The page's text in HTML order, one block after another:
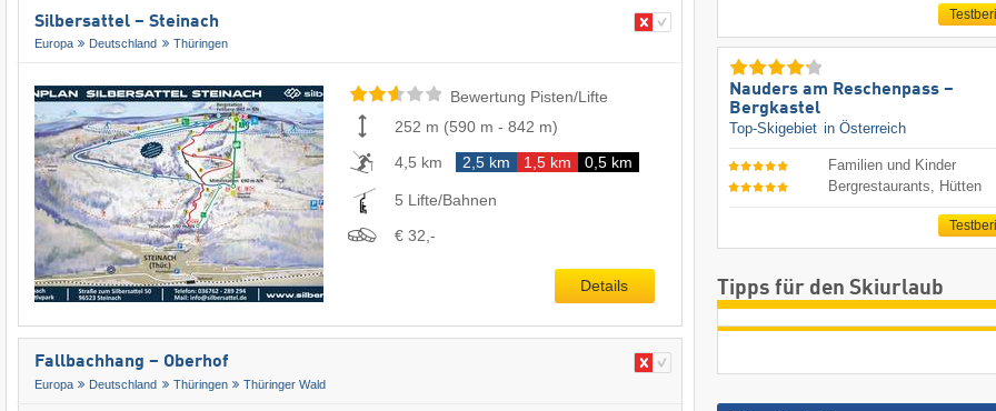
Silbersattel – Steinach
Europa Deutschland Thüringen
Bewertung Pisten/Lifte
252 m (590 m - 842 m)
4,5 km
2,5 km 1,5 km 0,5 km
5 Lifte/Bahnen
€ 32,-
Details
Fallbachhang – Oberhof
Europa Deutschland Thüringen Thüringer Wald
Nauders am Reschenpass –
Bergkastel
Top-Skigebiet in Österreich
Familien und Kinder
Bergrestaurants, Hütten
Tipps für den Skiurlaub